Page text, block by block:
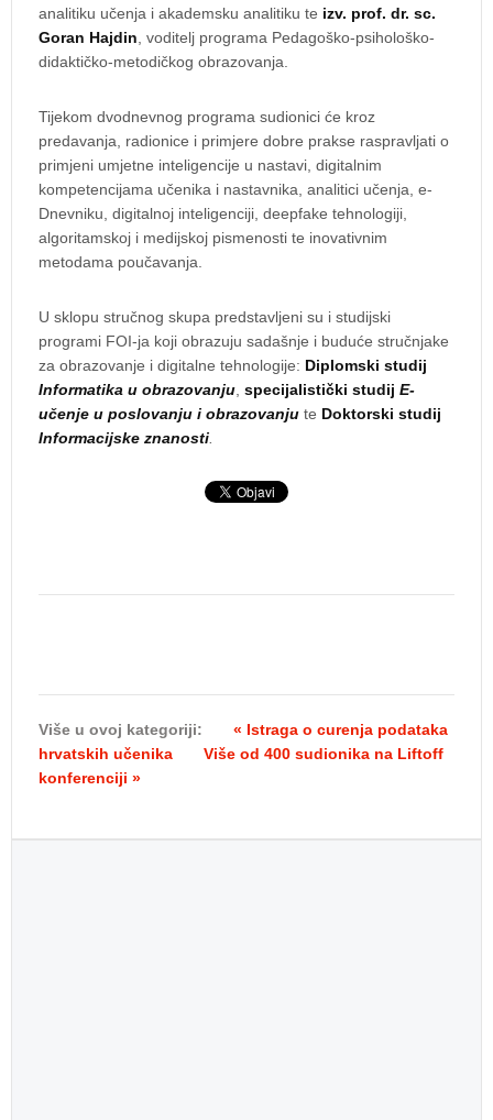
analitiku učenja i akademsku analitiku te izv. prof. dr. sc.
Goran Hajdin, voditelj programa Pedagoško-psihološko-
didaktičko-metodičkog obrazovanja.
Tijekom dvodnevnog programa sudionici će kroz
predavanja, radionice i primjere dobre prakse raspravljati o
primjeni umjetne inteligencije u nastavi, digitalnim
kompetencijama učenika i nastavnika, analitici učenja, e-
Dnevniku, digitalnoj inteligenciji, deepfake tehnologiji,
algoritamskoj i medijskoj pismenosti te inovativnim
metodama poučavanja.
U sklopu stručnog skupa predstavljeni su i studijski
programi FOI-ja koji obrazuju sadašnje i buduće stručnjake
za obrazovanje i digitalne tehnologije: Diplomski studij
Informatika u obrazovanju, specijalistički studij E-
učenje u poslovanju i obrazovanju te Doktorski studij
Informacijske znanosti.
Više u ovoj kategoriji:
« Istraga o curenja podataka
hrvatskih učenika
Više od 400 sudionika na Liftoff
konferenciji »